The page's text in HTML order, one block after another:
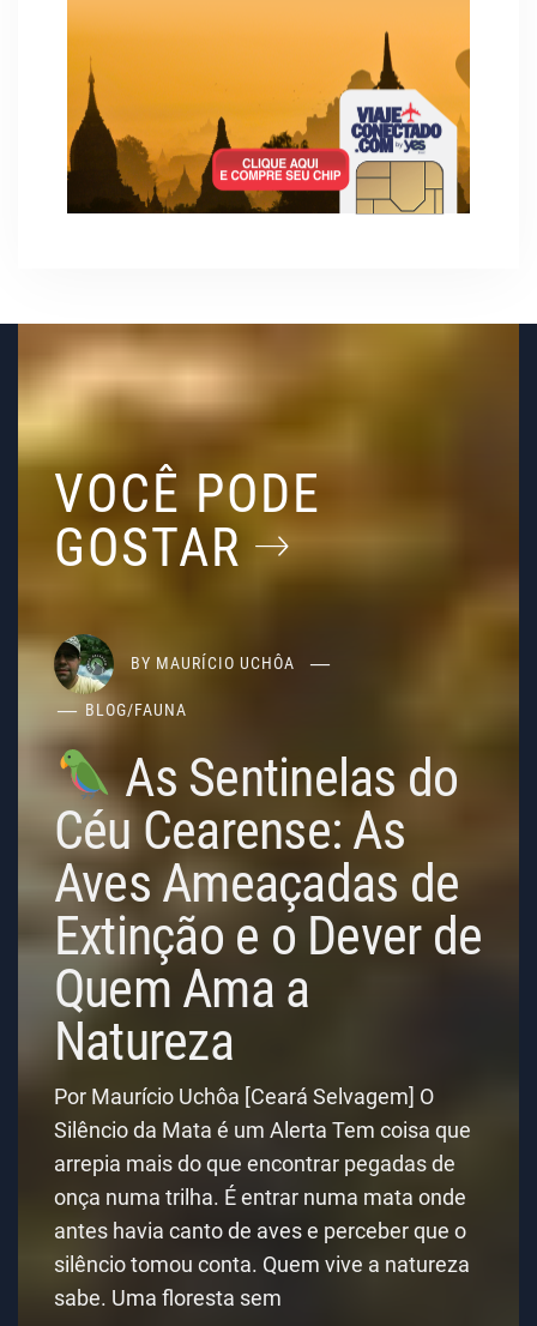
VOCÊ PODE
GOSTAR
BY MAURÍCIO UCHÔA
BLOG/FAUNA
As Sentinelas do
Céu Cearense: As
Aves Ameaçadas de
Extinção e o Dever de
Quem Ama a
Natureza
Por Maurício Uchôa [Ceará Selvagem] O
Silêncio da Mata é um Alerta Tem coisa que
arrepia mais do que encontrar pegadas de
onça numa trilha. É entrar numa mata onde
antes havia canto de aves e perceber que o
silêncio tomou conta. Quem vive a natureza
sabe. Uma floresta sem